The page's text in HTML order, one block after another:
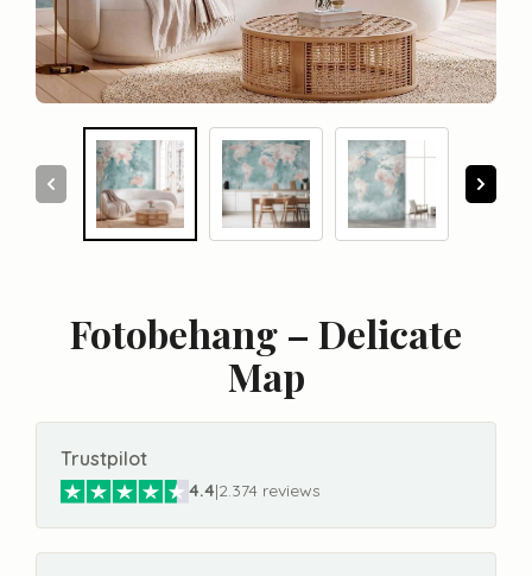
Fotobehang – Delicate
Map
Trustpilot
4.4|2.374 reviews